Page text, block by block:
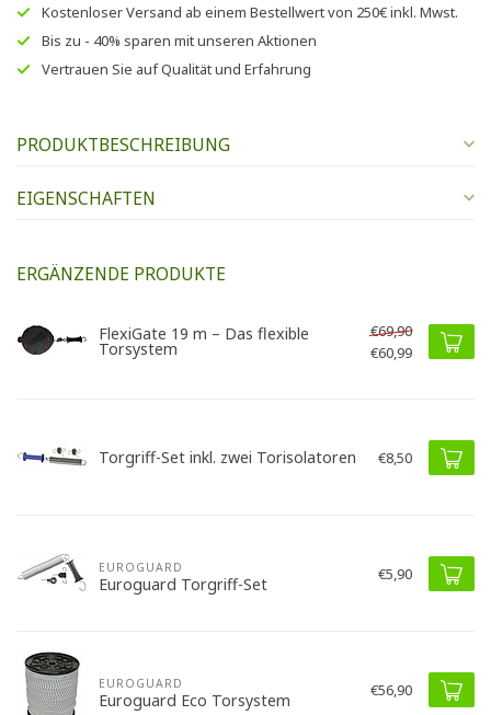
Kostenloser Versand ab einem Bestellwert von 250€inkl. Mwst.
Bis zu - 40% sparen mit unseren Aktionen
Vertrauen Sie aufQualität und Erfahrung
PRODUKTBESCHREIBUNG
EIGENSCHAFTEN
ERGÄNZENDE PRODUKTE
FlexiGate 19 m – Das flexible
Torsystem
€69,90
€60,99
Torgriff-Set inkl. zwei Torisolatoren €8,50
EUROGUARD
Euroguard Torgriff-Set €5,90
EUROGUARD
Euroguard Eco Torsystem €56,90